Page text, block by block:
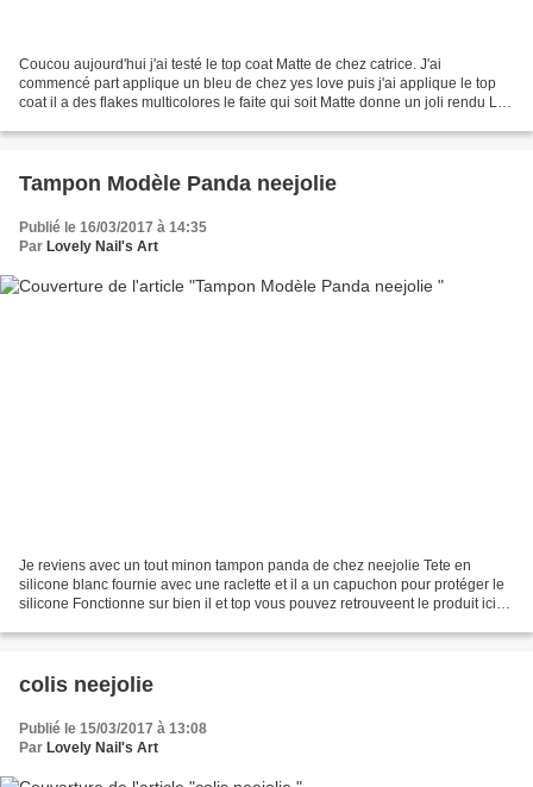
Coucou aujourd'hui j'ai testé le top coat Matte de chez catrice. J'ai
commencé part applique un bleu de chez yes love puis j'ai applique le top
coat il a des flakes multicolores le faite qui soit Matte donne un joli rendu Les
Tampon Modèle Panda neejolie
Publié le 16/03/2017 à 14:35
Par Lovely Nail's Art
Je reviens avec un tout minon tampon panda de chez neejolie Tete en
silicone blanc fournie avec une raclette et il a un capuchon pour protéger le
silicone Fonctionne sur bien il et top vous pouvez retrouveent le produit ici
colis neejolie
Publié le 15/03/2017 à 13:08
Par Lovely Nail's Art